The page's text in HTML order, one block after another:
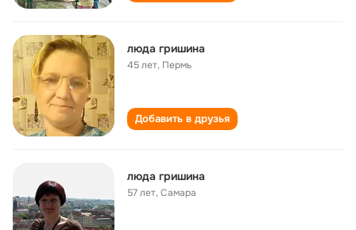
люда гришина
45 лет, Пермь
Добавить в друзья
люда гришина
57 лет,Самара